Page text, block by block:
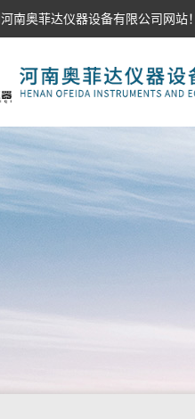
南奥菲达仪器设备有限公司网站！